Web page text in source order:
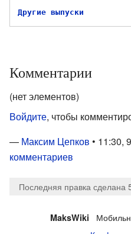
Другие выпуски
Комментарии
(нет элементов)
Войдите, чтобы
— Максим Цепков • 11:30,
комментариев
Последняя правка сделана
MaksWiki